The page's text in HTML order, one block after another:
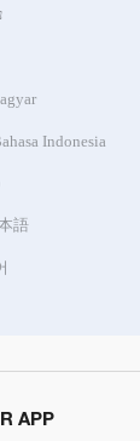
Indonesia
語
APP